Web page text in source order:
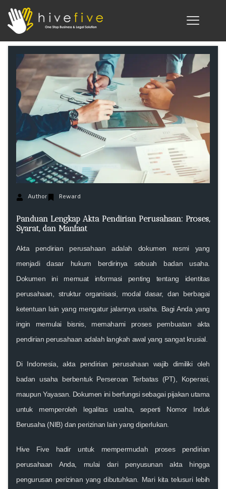
Author Reward
Panduan Lengkap Akta Pendirian Perusahaan: Proses,
Syarat, dan Manfaat
Akta pendirian perusahaan adalah dokumen resmi yang
menjadi dasar hukum berdirinya sebuah badan usaha.
Dokumen ini memuat informasi penting tentang identitas
perusahaan, struktur organisasi, modal dasar, dan berbagai
ketentuan lain yang mengatur jalannya usaha. Bagi Anda yang
ingin memulai bisnis, memahami proses pembuatan akta
pendirian perusahaan adalah langkah awal yang sangat krusial.
Di Indonesia, akta pendirian perusahaan wajib dimiliki oleh
badan usaha berbentuk Perseroan Terbatas (PT), Koperasi,
maupun Yayasan. Dokumen ini berfungsi sebagai pijakan utama
untuk memperoleh legalitas usaha, seperti Nomor Induk
Berusaha (NIB) dan perizinan lain yang diperlukan.
Hive Five hadir untuk mempermudah proses pendirian
perusahaan Anda, mulai dari penyusunan akta hingga
pengurusan perizinan yang dibutuhkan. Mari kita telusuri lebih